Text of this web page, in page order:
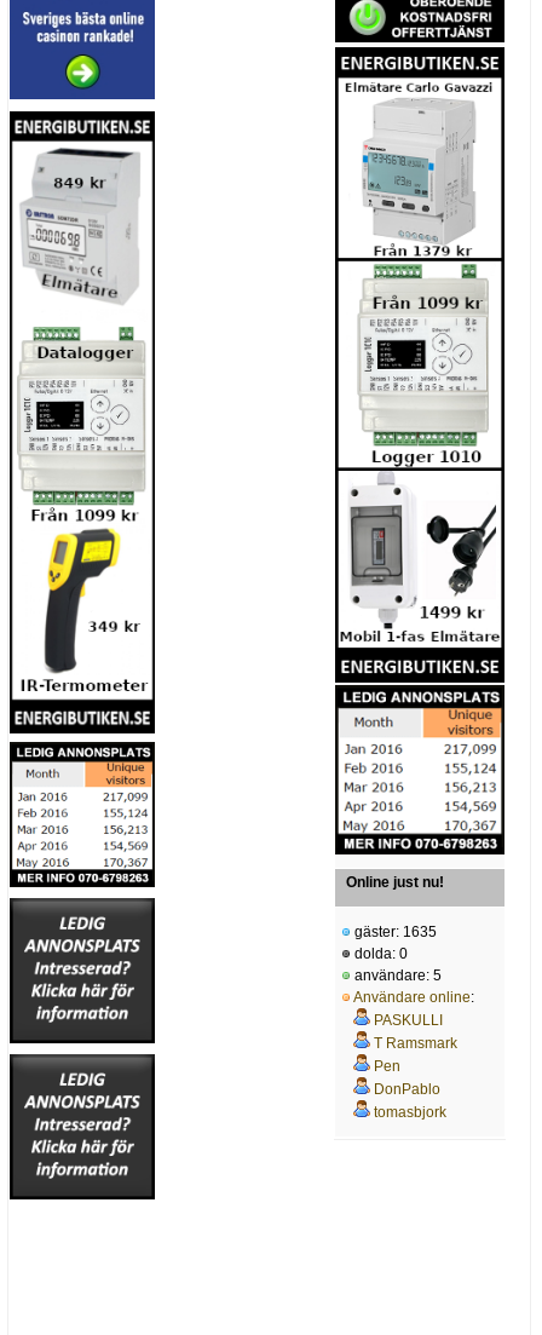
Online just nu!
gäster: 1635
dolda: 0
användare: 5
Användare online:
PASKULLI
T Ramsmark
Pen
DonPablo
tomasbjork